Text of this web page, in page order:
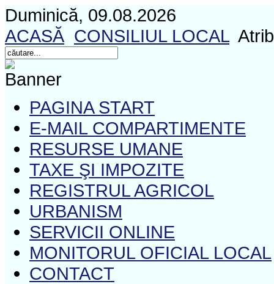
Duminică, 09.08.2026
ACASĂ CONSILIUL LOCAL
PAGINA START
E-MAIL COMPARTIMENTE
RESURSE UMANE
TAXE ŞI IMPOZITE
REGISTRUL AGRICOL
URBANISM
SERVICII ONLINE
MONITORUL OFICIAL LOCAL
CONTACT